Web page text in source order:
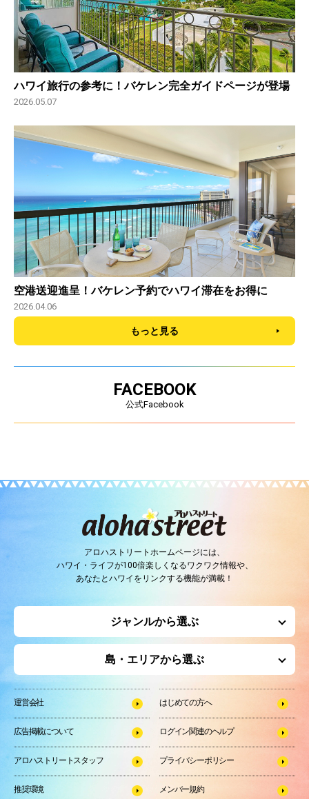
ハワイ旅行の参考に！バケレン完全ガイドページが登場
2026.05.07
空港送迎進呈！バケレン予約でハワイ滞在をお得に
2026.04.06
もっと見る
FACEBOOK
公式Facebook
アロハストリートホームページには、
ハワイ・ライフが100倍楽しくなるワクワク情報や、
あなたとハワイをリンクする機能が満載！
ジャンルから選ぶ
島・エリアから選ぶ
運営会社 はじめての方へ
広告掲載について ログイン関連のヘルプ
アロハストリートスタッフ プライバシーポリシー
推奨環境 メンバー規約